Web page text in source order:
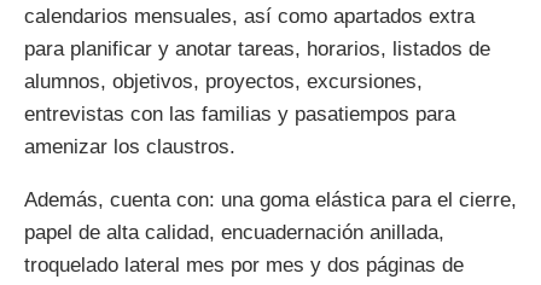
calendarios mensuales, así como apartados extra
para planificar y anotar tareas, horarios, listados de
alumnos, objetivos, proyectos, excursiones,
entrevistas con las familias y pasatiempos para
amenizar los claustros.
Además, cuenta con: una goma elástica para el cierre,
papel de alta calidad, encuadernación anillada,
troquelado lateral mes por mes y dos páginas de